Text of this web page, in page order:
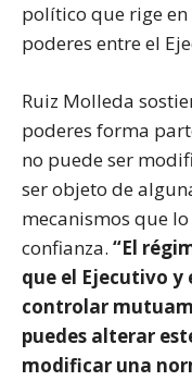
político que rige
poderes entre el
Ruiz Molleda
poderes forma
no puede ser
ser objeto de
mecanismos que
confianza. “El
que el Ejecutivo y
controlar
puedes alterar
modificar una